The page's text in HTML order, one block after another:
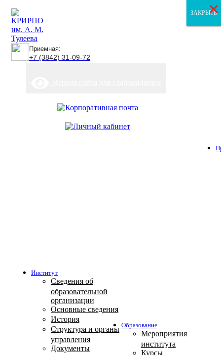
Приемная:
+7 (3842) 31-09-72
Институт
Сведения об
образовательной
организации
Основные сведения
История
Структура и органы
управления
Документы
Образование
Мероприятия
института
Курсы
ЗАКРЫТЬ
ЗАКРЫТЬ
ЗАКРЫТЬ
×
×
×